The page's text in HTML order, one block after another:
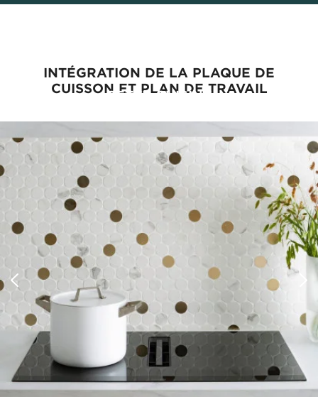
CETTE CUISINE
PRENDRE RENDEZ-VOUS
INTÉGRATION DE LA PLAQUE DE
CUISSON ET PLAN DE TRAVAIL